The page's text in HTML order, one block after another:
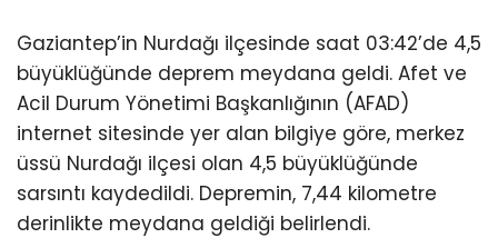
Gaziantep’in Nurdağı ilçesinde saat 03:42’de 4,5
büyüklüğünde deprem meydana geldi. Afet ve
Acil Durum Yönetimi Başkanlığının (AFAD)
internet sitesinde yer alan bilgiye göre, merkez
üssü Nurdağı ilçesi olan 4,5 büyüklüğünde
sarsıntı kaydedildi. Depremin, 7,44 kilometre
derinlikte meydana geldiği belirlendi.